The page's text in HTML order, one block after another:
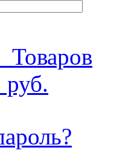
Товаров
руб.